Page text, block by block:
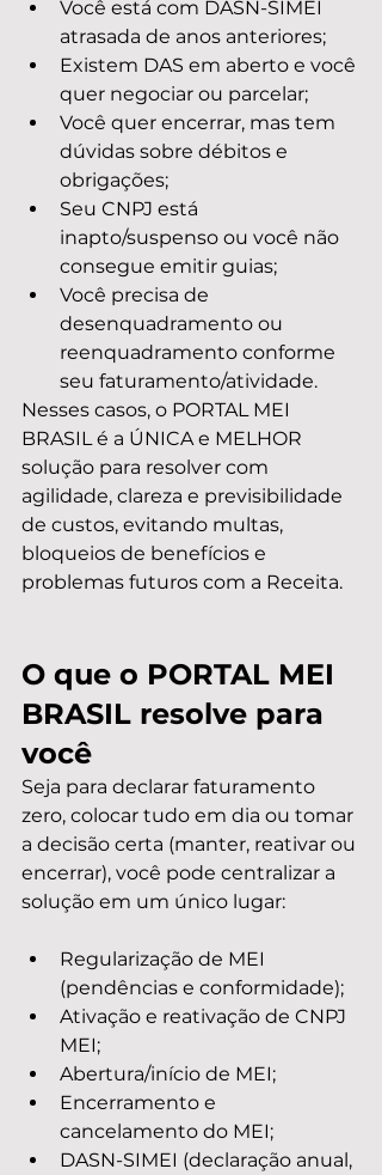
Você está com DASN-SIMEI
atrasada de anos anteriores;
Existem DAS em aberto e você
quer negociar ou parcelar;
Você quer encerrar, mas tem
dúvidas sobre débitos e
obrigações;
Seu CNPJ está
inapto/suspenso ou você não
consegue emitir guias;
Você precisa de
desenquadramento ou
reenquadramento conforme
seu faturamento/atividade.
Nesses casos, o PORTAL MEI
BRASIL é a ÚNICA e MELHOR
solução para resolver com
agilidade, clareza e previsibilidade
de custos, evitando multas,
bloqueios de benefícios e
problemas futuros com a Receita.
O que o PORTAL MEI
BRASIL resolve para
você
Seja para declarar faturamento
zero, colocar tudo em dia ou tomar
a decisão certa (manter, reativar ou
encerrar), você pode centralizar a
solução em um único lugar:
Regularização de MEI
(pendências e conformidade);
Ativação e reativação de CNPJ
MEI;
Abertura/início de MEI;
Encerramento e
cancelamento do MEI;
DASN-SIMEI (declaração anual,